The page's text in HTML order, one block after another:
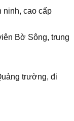
ninh, cao cấp
Bờ Sông, trung
trường, đi